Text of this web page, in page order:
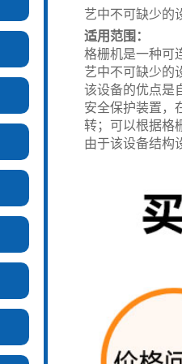
艺中不可缺少的
适用范围：
格栅机是一种可
艺中不可缺少的
该设备的优点是
安全保护装置，
转；可以根据格
由于该设备结构